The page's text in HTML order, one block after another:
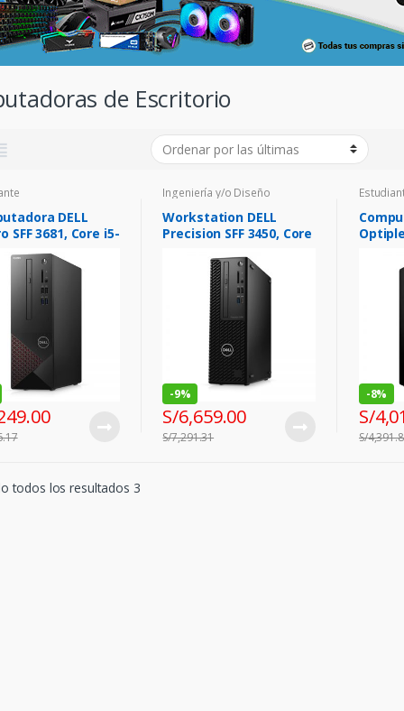
de Escritorio
DELL
SFF 3681, Core i5-
2.90GHz, 8GB
1TB SATA 3.5″
Ingeniería y/o Diseño
Workstation DELL
Precision SFF 3450, Core
DDR4, 1TB SATA
7200rpm.
-9%
S/6,659.00
S/7,291.31
DDR4
-8%
S/
S/
todos los resultados 3